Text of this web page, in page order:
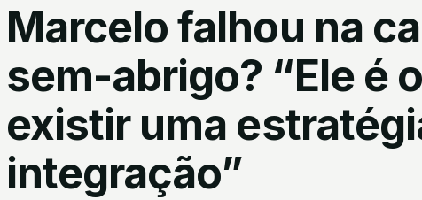
Marcelo falhou na
sem-abrigo? “Ele é
existir uma
integração”